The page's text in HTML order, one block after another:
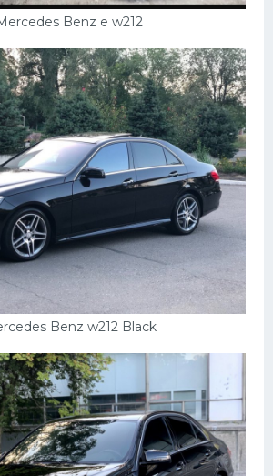
Benz e w212
Benz w212 Black